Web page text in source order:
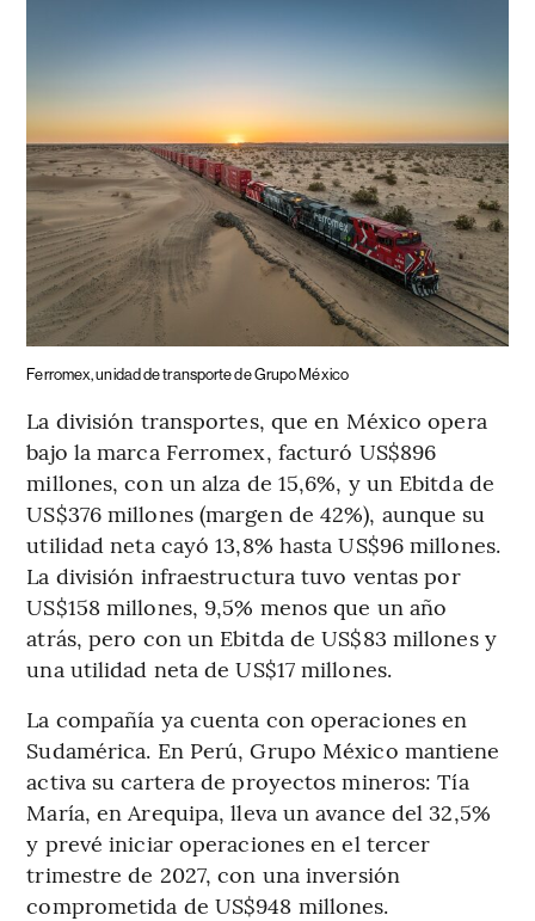
Ferromex, unidad de transporte de Grupo México
La división transportes, que en México opera
bajo la marca Ferromex, facturó US$896
millones, con un alza de 15,6%, y un Ebitda de
US$376 millones (margen de 42%), aunque su
utilidad neta cayó 13,8% hasta US$96 millones.
La división infraestructura tuvo ventas por
US$158 millones, 9,5% menos que un año
atrás, pero con un Ebitda de US$83 millones y
una utilidad neta de US$17 millones.
La compañía ya cuenta con operaciones en
Sudamérica. En Perú, Grupo México mantiene
activa su cartera de proyectos mineros: Tía
María, en Arequipa, lleva un avance del 32,5%
y prevé iniciar operaciones en el tercer
trimestre de 2027, con una inversión
comprometida de US$948 millones.